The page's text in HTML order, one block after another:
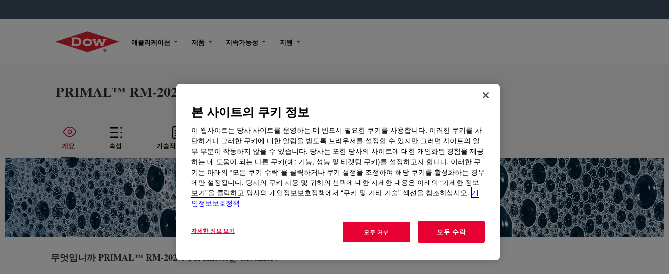
애플리케이션 제품 지속가능성 지원
PRIMAL™ RM-2020NPR Rheology Modifier
개요 속성 기술적인 내용 샘플 옵션 구매 옵션
무엇입니까PRIMAL™ RM-2020NPR Rheology Modifier?
본 사이트의 쿠키 정보
이 웹사이트는 당사 사이트를 운영하는 데 반드시 필요한 쿠키를 사용합니다. 이러한 쿠키를 차
단하거나 그러한 쿠키에 대한 알림을 받도록 브라우저를 설정할 수 있지만 그러면 사이트의 일
부 부분이 작동하지 않을 수 있습니다. 당사는 또한 당사의 사이트에 대한 개인화된 경험을 제공
하는 데 도움이 되는 다른 쿠키(예: 기능, 성능 및 타겟팅 쿠키)를 설정하고자 합니다. 이러한 쿠
키는 아래의 “모든 쿠키 수락”을 클릭하거나 쿠키 설정을 조정하여 해당 쿠키를 활성화하는 경우
에만 설정됩니다. 당사의 쿠키 사용 및 귀하의 선택에 대한 자세한 내용은 아래의 “자세한 정보
보기”을 클릭하고 당사의 개인정보보호정책에서 “쿠키 및 기타 기술” 섹션을 참조하십시오. 개
인정보보호정책
자세한 정보 보기 모두 거부 모두 수락